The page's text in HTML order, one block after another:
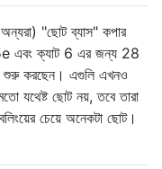
"ছোট ব্যাস" কপার
এবং ক্যাট 6 এর জন্য 28
শুরু করছেন। এগুলি এখনও
যথেষ্ট ছোট নয়, তবে তারা
চেয়ে অনেকটা ছোট।